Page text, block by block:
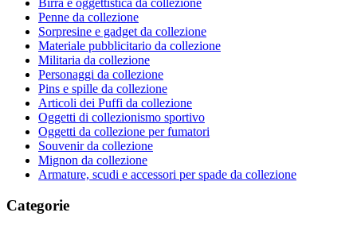
Birra e oggettistica da collezione
Penne da collezione
Sorpresine e gadget da collezione
Materiale pubblicitario da collezione
Militaria da collezione
Personaggi da collezione
Pins e spille da collezione
Articoli dei Puffi da collezione
Oggetti di collezionismo sportivo
Oggetti da collezione per fumatori
Souvenir da collezione
Mignon da collezione
Armature, scudi e accessori per spade da collezione
Categorie